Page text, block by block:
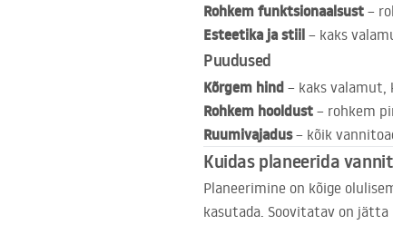
Rohkem funktsionaalsust –
Esteetika ja stiil – kaks
Puudused
Kõrgem hind – kaks valamut,
Rohkem hooldust – rohkem
Ruumivajadus– kõik
Kuidas planeerida
Planeerimine on kõige
kasutada. Soovitatav on jätta